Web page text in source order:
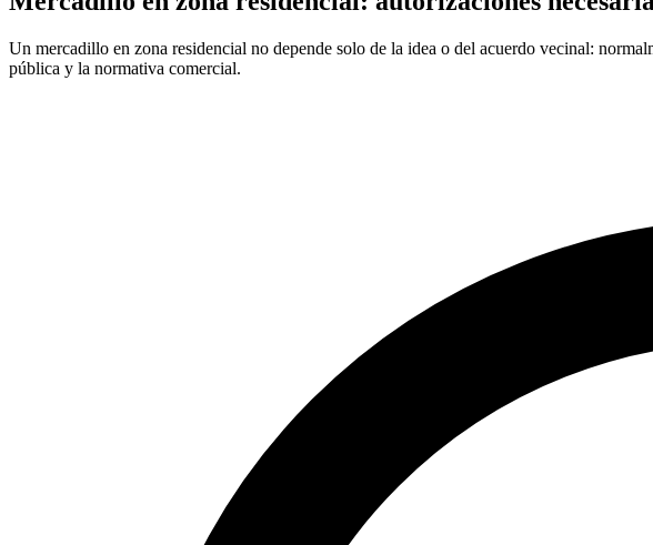
Un mercadillo en zona residencial no depende solo de la idea o del acuerdo vecinal:
pública y la normativa comercial.